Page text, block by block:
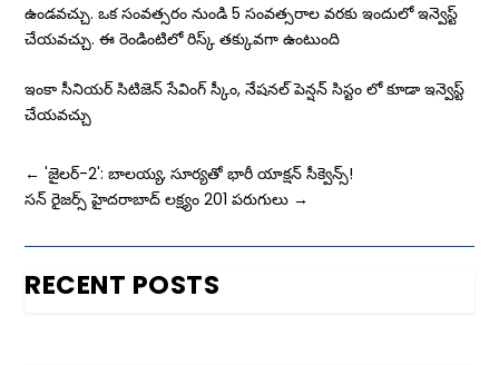
ఉండవచ్చు. ఒక సంవత్సరం నుండి 5 సంవత్సరాల వరకు ఇందులో ఇన్వెస్ట్
చేయవచ్చు. ఈ రెండింటిలో రిస్క్ తక్కువగా ఉంటుంది
ఇంకా సీనియర్ సిటిజెన్ సేవింగ్ స్కీం, నేషనల్ పెన్షన్ సిస్టం లో కూడా ఇన్వెస్ట్
చేయవచ్చు
←'జైలర్‌-2': బాల‌య్య, సూర్యతో భారీ యాక్షన్‌ సీక్వెన్స్‌!
సన్ రైజర్స్ హైదరాబాద్ లక్ష్యం 201 పరుగులు →
RECENT POSTS